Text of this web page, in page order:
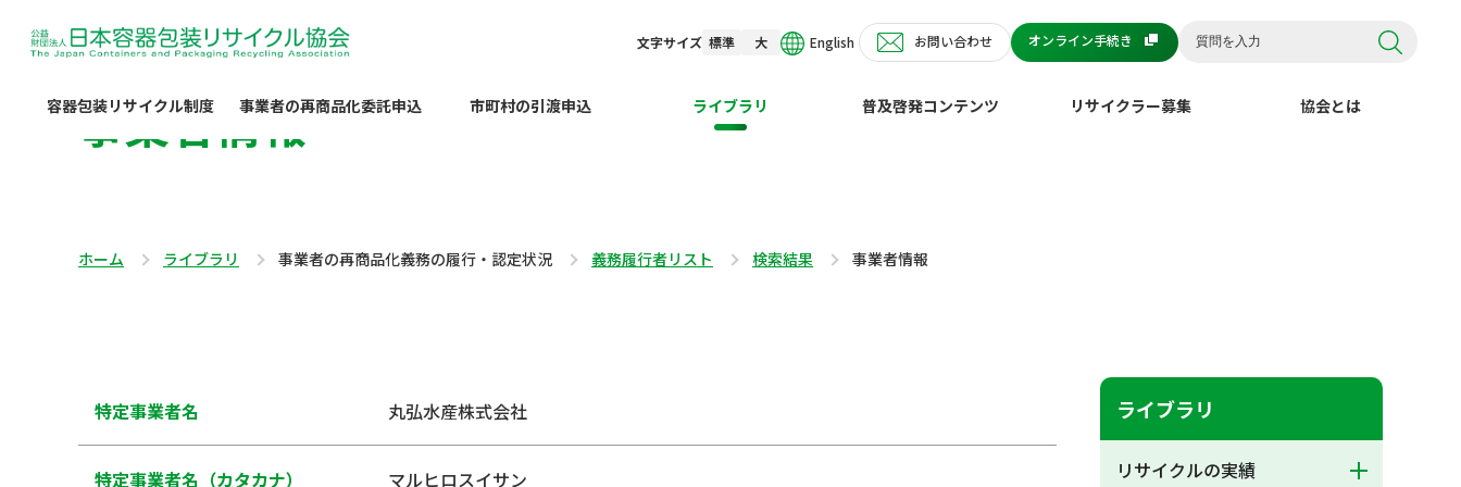
文字サイズ 標準 大 English お問い合わせ オンライン手続き
容器包装リサイクル制度 事業者の再商品化委託申込 市町村の引渡申込 ライブラリ 普及啓発コンテンツ リサイクラー募集 協会とは
事業者情報
ホーム ライブラリ 事業者の再商品化義務の履行・認定状況 義務履行者リスト 検索結果 事業者情報
特定事業者名 丸弘水産株式会社
特定事業者名（カタカナ） マルヒロスイサン
ライブラリ
リサイクルの実績